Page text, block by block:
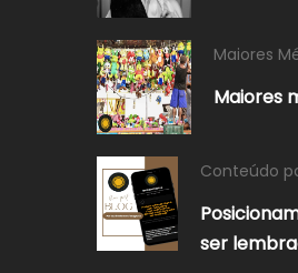
Maiores
Maiores
Conteúdo
ser